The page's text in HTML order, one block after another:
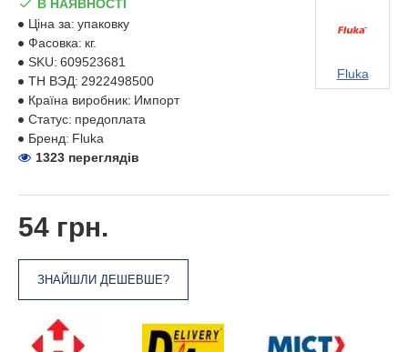
54 грн.
ЗНАЙШЛИ ДЕШЕВШЕ?
В НАЯВНОСТІ
Ціна за: упаковку
Фасовка: кг.
SKU: 609523681
ТН ВЭД: 2922498500
Країна виробник: Импорт
Статус: предоплата
Бренд: Fluka
Fluka
1323 переглядів